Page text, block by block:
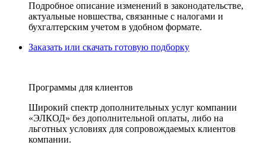
Подробное описание изменений в законодательстве,
актуальные новшества, связанные с налогами и
бухгалтерским учетом в удобном формате.
Заказать или скачать готовую подборку
Программы для клиентов
Широкий спектр дополнительных услуг компании
«ЭЛКОД» без дополнительной оплаты, либо на
льготных условиях для сопровождаемых клиентов
компании.